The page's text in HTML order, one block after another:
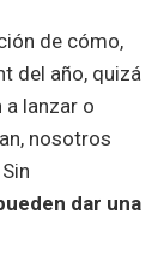
de cómo,
del año, quizá
a lanzar o
nosotros
dar una